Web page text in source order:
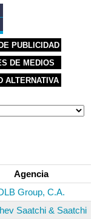
PUBLICIDAD
DE MEDIOS
ALTERNATIVA
Agencia
Group, C.A.
Saatchi & Saatchi